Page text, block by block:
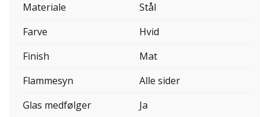
Materiale
Stål
Farve
Hvid
Finish
Mat
Flammesyn
Alle sider
Glas medfølger
Ja